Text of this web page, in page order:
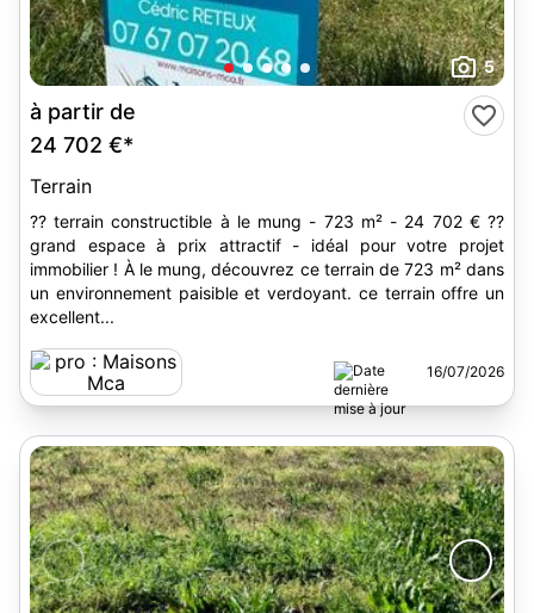
5
à partir de
24 702 €*
Terrain
?? terrain constructible à le mung - 723 m² - 24 702 € ??
grand espace à prix attractif - idéal pour votre projet
immobilier ! À le mung, découvrez ce terrain de 723 m² dans
un environnement paisible et verdoyant. ce terrain offre un
excellent...
16/07/2026